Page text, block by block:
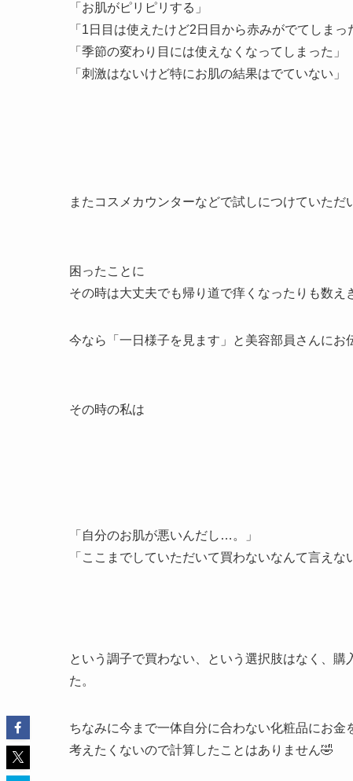
「お肌がピリピリする」
「1日目は使えたけど2日目から赤みがでてしまっ
「季節の変わり目には使えなくなってしまった」
「刺激はないけど特にお肌の結果はでていない」
またコスメカウンターなどで試しにつけていただ
困ったことに
その時は大丈夫でも帰り道で痒くなったりも数え
今なら「一日様子を見ます」と美容部員さんにお
その時の私は
「自分のお肌が悪いんだし…。」
「ここまでしていただいて買わないなんて言えな
という調子で買わない、という選択肢はなく、
た。
ちなみに今まで一体自分に合わない化粧品にお
考えたくないので計算したことはありません🤣